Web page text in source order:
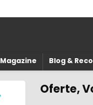
Magazine Blog &
Oferte,